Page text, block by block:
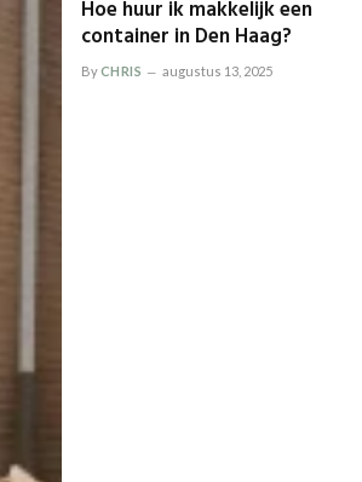
Hoe huur ik makkelijk een
container in Den Haag?
ByCHRIS augustus 13, 2025